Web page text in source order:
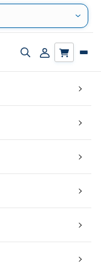
Zapnout/vypnout
Přihlásit/